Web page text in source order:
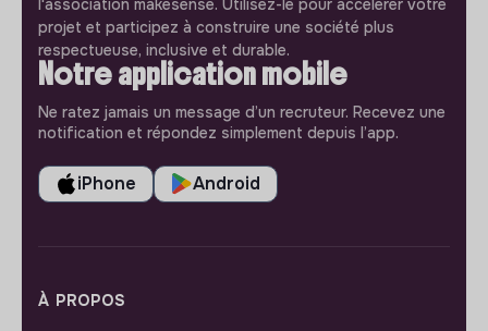
l'association makesense. Utilisez-le pour accélerer votre
projet et participez à construire une société plus
respectueuse, inclusive et durable.
Notre application mobile
Ne ratez jamais un message d’un recruteur. Recevez une
notification et répondez simplement depuis l’app.
iPhone Android
À PROPOS